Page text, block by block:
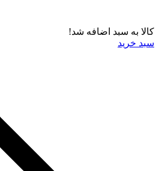
کالا به سبد اضافه شد!
سبد خرید